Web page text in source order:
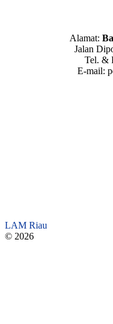
Alamat:
Jalan
Tel. &
E-mail:
LAM Riau
© 2026